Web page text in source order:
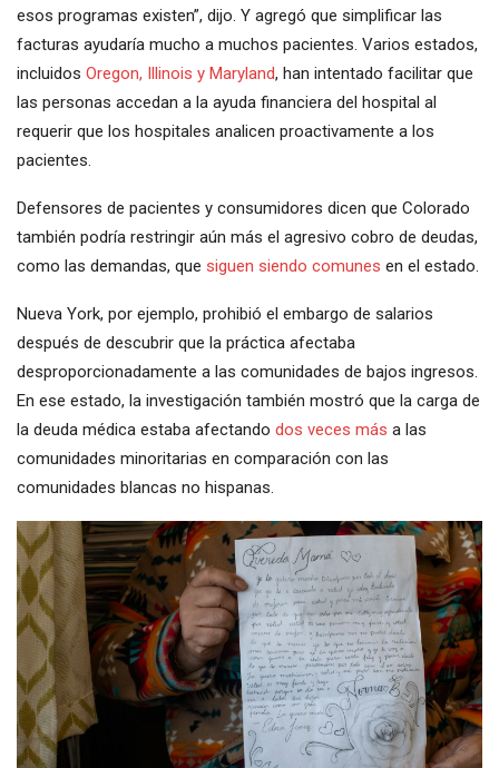
esos programas existen”, dijo. Y agregó que simplificar las
facturas ayudaría mucho a muchos pacientes. Varios estados,
incluidos Oregon, Illinois y Maryland, han intentado facilitar que
las personas accedan a la ayuda financiera del hospital al
requerir que los hospitales analicen proactivamente a los
pacientes.
Defensores de pacientes y consumidores dicen que Colorado
también podría restringir aún más el agresivo cobro de deudas,
como las demandas, que siguen siendo comunes en el estado.
Nueva York, por ejemplo, prohibió el embargo de salarios
después de descubrir que la práctica afectaba
desproporcionadamente a las comunidades de bajos ingresos.
En ese estado, la investigación también mostró que la carga de
la deuda médica estaba afectando dos veces más a las
comunidades minoritarias en comparación con las
comunidades blancas no hispanas.